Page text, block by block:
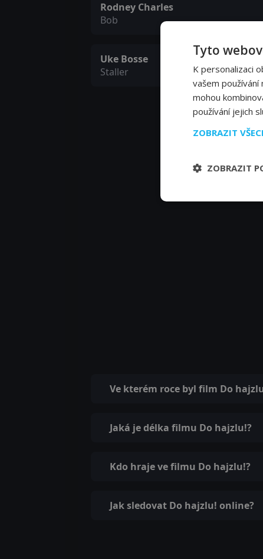
Rodney Charles
Bob
Uke Bosse
Staller
Ve kterém roce byl film Do
Jaká je délka filmu Do hajzlu!?
Kdo hraje ve filmu Do hajzlu!?
Jak sledovat Do hajzlu! online?
Tyto
K personalizaci
vašem
mohou
používání jejich
ZOBRAZIT
ZOBRAZIT